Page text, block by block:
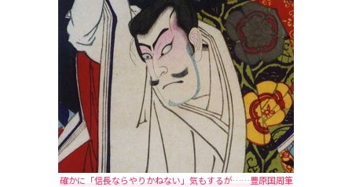
確かに「信長ならやりかねない」気もするが……豊原国周筆